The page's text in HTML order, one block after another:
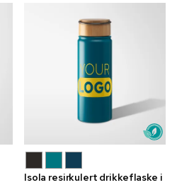
Isola resirkulert drikkeflaske i